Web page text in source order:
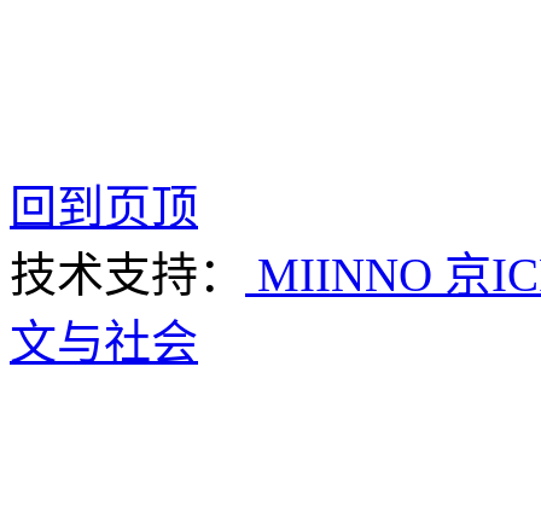
回到页顶
技术支持：
MIINNO 京
文与社会